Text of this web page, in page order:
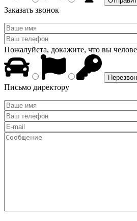
Заказать звонок
Пожалуйста, докажите, что вы
Письмо директору